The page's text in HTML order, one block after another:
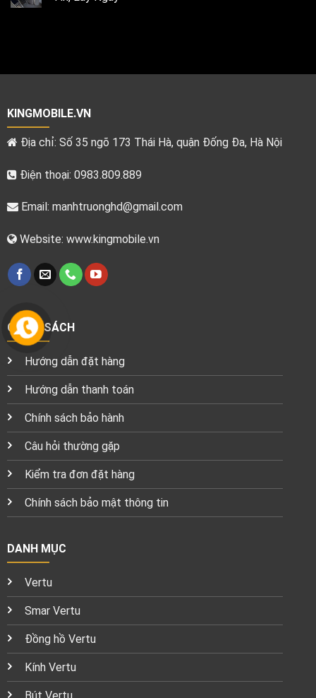
KINGMOBILE.VN
Địa chỉ: Số 35 ngõ 173 Thái Hà, quận Đống Đa, Hà Nội
Điện thoại: 0983.809.889
Email: manhtruonghd@gmail.com
Website: www.kingmobile.vn
CHÍNH SÁCH
Hướng dẫn đặt hàng
Hướng dẫn thanh toán
Chính sách bảo hành
Câu hỏi thường gặp
Kiểm tra đơn đặt hàng
Chính sách bảo mật thông tin
DANH MỤC
Vertu
Smar Vertu
Đồng hồ Vertu
Kính Vertu